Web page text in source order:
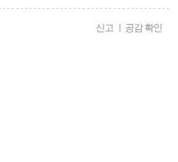
신고 공감 확인